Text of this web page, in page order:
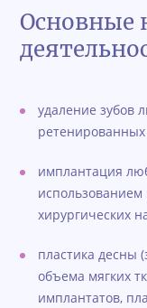
Основные
удаление зубов
имплантация
хирургических
пластика десны
объема мягких
имплантатов,